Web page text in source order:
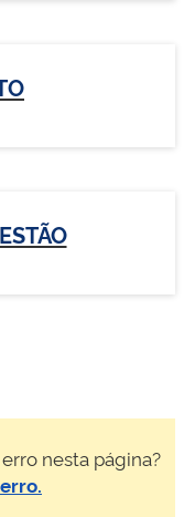
nesta página?